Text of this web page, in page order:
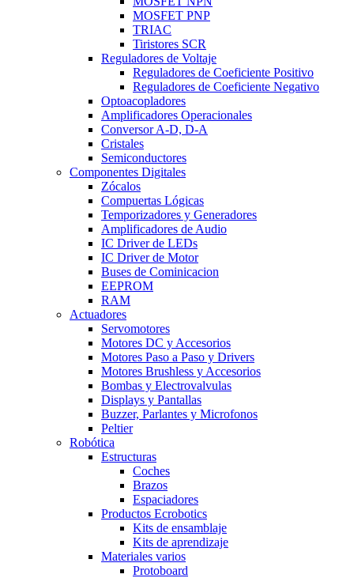
MOSFET PNP
TRIAC
Tiristores SCR
Reguladores de Voltaje
Reguladores de Coeficiente Positivo
Reguladores de Coeficiente Negativo
Optoacopladores
Amplificadores Operacionales
Conversor A-D, D-A
Cristales
Semiconductores
Componentes Digitales
Zócalos
Compuertas Lógicas
Temporizadores y Generadores
Amplificadores de Audio
IC Driver de LEDs
IC Driver de Motor
Buses de Cominicacion
EEPROM
RAM
Actuadores
Servomotores
Motores DC y Accesorios
Motores Paso a Paso y Drivers
Motores Brushless y Accesorios
Bombas y Electrovalvulas
Displays y Pantallas
Buzzer, Parlantes y Microfonos
Peltier
Robótica
Estructuras
Coches
Brazos
Espaciadores
Productos Ecrobotics
Kits de ensamblaje
Kits de aprendizaje
Materiales varios
Protoboard